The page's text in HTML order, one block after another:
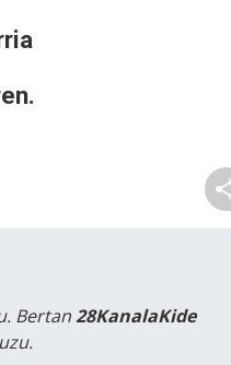
Bertan28KanalaKide